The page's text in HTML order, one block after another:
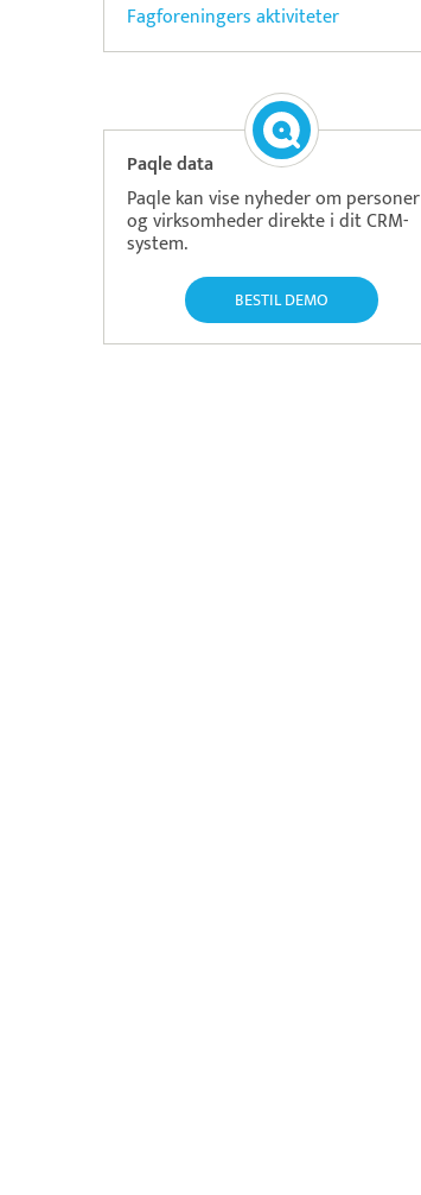
Fagforeningers aktiviteter
Paqle data
Paqle kan vise nyheder om personer
og virksomheder direkte i dit CRM-
system.
BESTIL DEMO